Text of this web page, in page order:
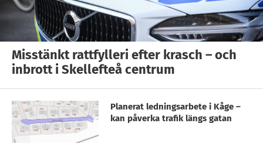
Misstänkt rattfylleri efter krasch – och
inbrott i Skellefteå centrum
Planerat ledningsarbete i Kåge –
kan påverka trafik längs gatan